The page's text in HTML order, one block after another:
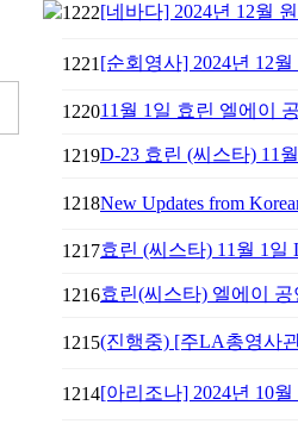
1222[네바다] 2024년 12월
1221 [순회영사] 2024년 12
122011월 1일 효린 엘에이
1219D-23 효린 (씨스타) 11
1218New Updates from
1217효린 (씨스타) 11월 1일
1216효린(씨스타) 엘에이
1215(진행중) [주LA총영사
1214[아리조나] ​2024년 10